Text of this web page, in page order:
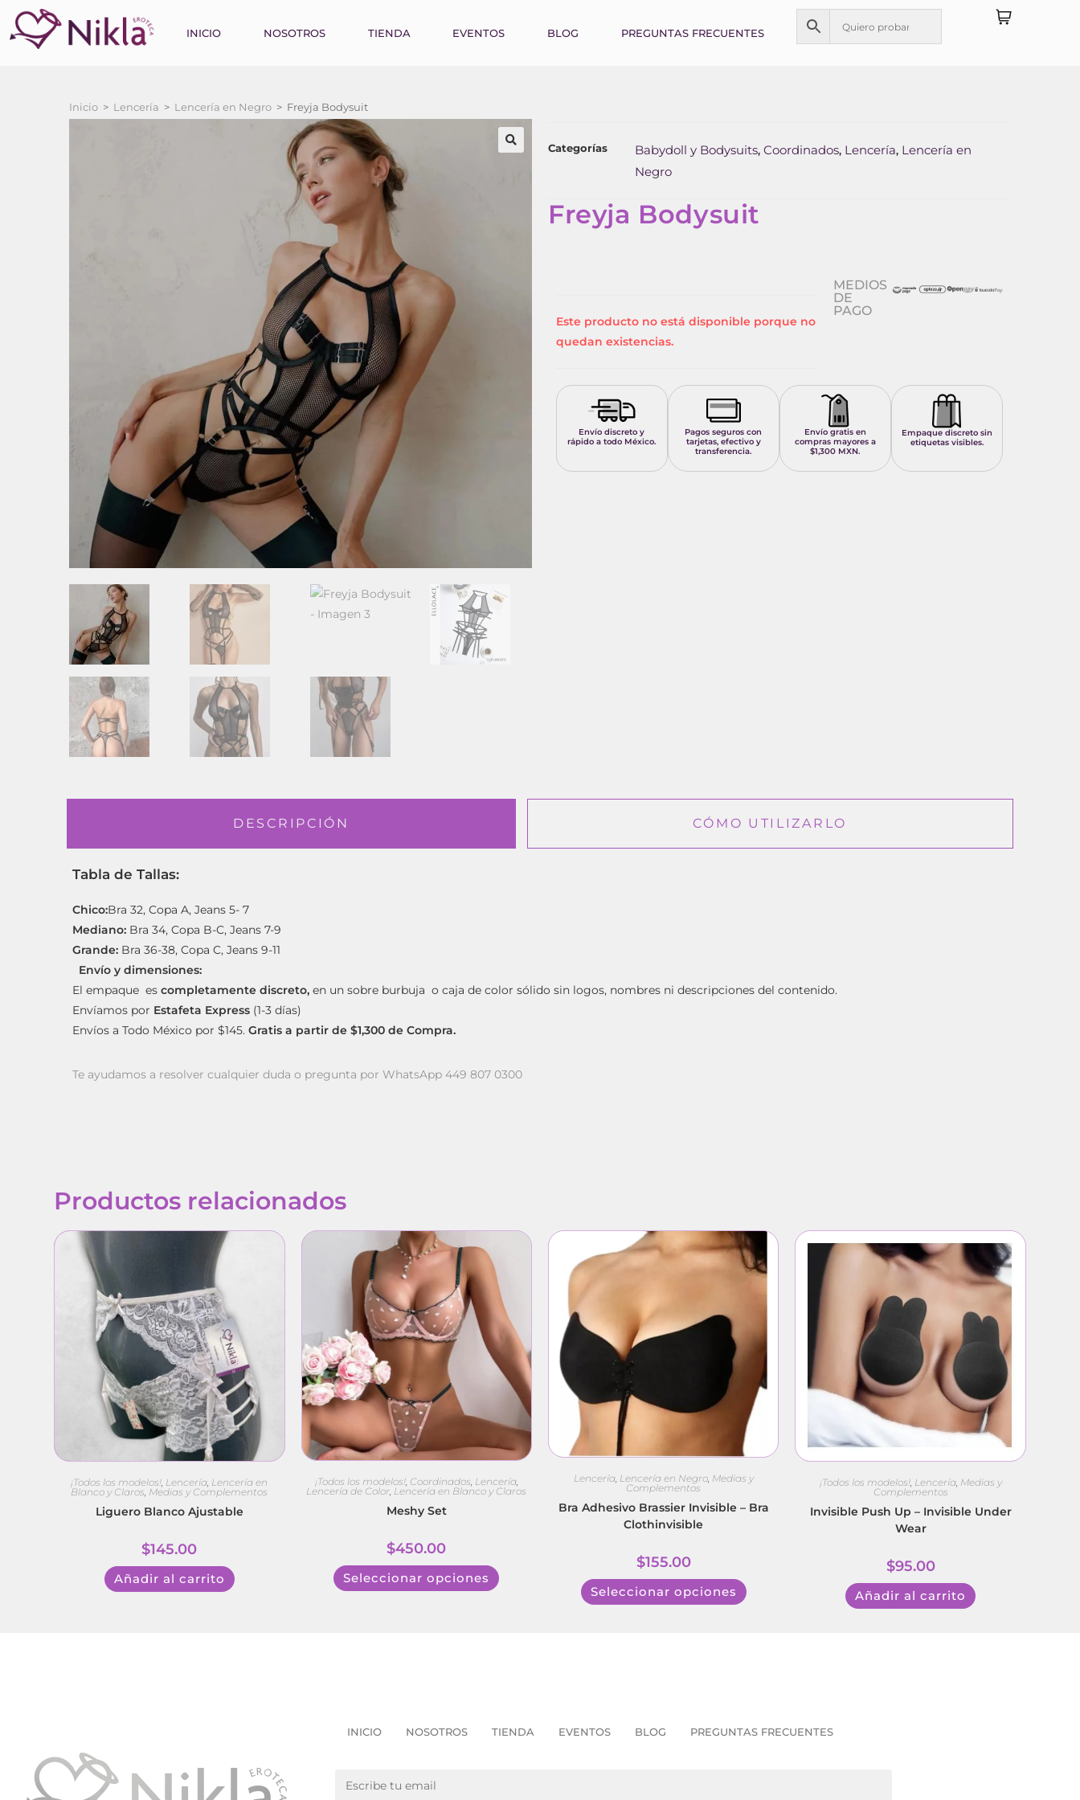
INICIO NOSOTROS TIENDA EVENTOS BLOG PREGUNTAS FRECUENTES
Inicio > Lencería > Lencería en Negro > Freyja Bodysuit
Categorías Babydoll y Bodysuits, Coordinados, Lencería, Lencería en
Negro
Freyja Bodysuit
Este producto no está disponible porque no
quedan existencias.
MEDIOS
DE
PAGO
Envío discreto y
rápido a todo México.
Pagos seguros con
tarjetas, efectivo y
transferencia.
Envío gratis en
compras mayores a
$1,300 MXN.
Empaque discreto sin
etiquetas visibles.
DESCRIPCIÓN CÓMO UTILIZARLO
Tabla de Tallas:
Chico:Bra 32, Copa A, Jeans 5- 7
Mediano: Bra 34, Copa B-C, Jeans 7-9
Grande: Bra 36-38, Copa C, Jeans 9-11
Envío y dimensiones:
El empaque escompletamente discreto,en un sobre burbuja o caja de color sólido sin logos, nombres ni descripciones del contenido.
Envíamos por Estafeta Express (1-3 días)
Envíos a Todo México por $145.Gratis a partir de $1,300 de Compra.
Te ayudamos a resolver cualquier duda o pregunta por WhatsApp 449 807 0300
Productos relacionados
¡Todos los modelos! Lencería Lencería en
Blanco y Claros Medias y Complementos
Liguero Blanco Ajustable
$145.00
Añadir al carrito
¡Todos los modelos!, Coordinados, Lencería,
Lencería de Color, Lencería en Blanco y Claros
Meshy Set
$450.00
Seleccionar opciones
Lencería, Lencería en Negro, Medias y
Complementos
Bra Adhesivo Brassier Invisible – Bra
Clothinvisible
$155.00
Seleccionar opciones
¡Todos los modelos!, Lencería, Medias y
Complementos
Invisible Push Up – Invisible Under
Wear
$95.00
Añadir al carrito
INICIO NOSOTROS TIENDA EVENTOS BLOG PREGUNTAS FRECUENTES